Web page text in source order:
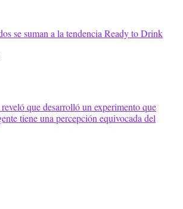
se suman a la tendencia Ready to Drink